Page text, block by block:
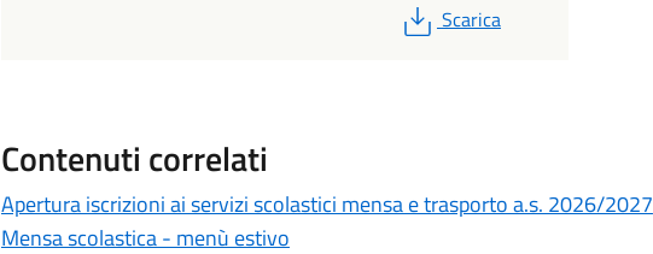
PDF
Scarica
Contenuti correlati
Apertura iscrizioni ai servizi scolastici mensa e trasporto a.s. 2026/2027
Mensa scolastica - menù estivo